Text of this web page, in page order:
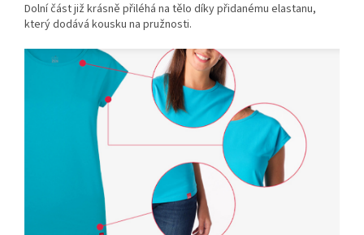
Dolní část již krásně přiléhá na tělo díky přidanému elastanu,
který dodává kousku na pružnosti.